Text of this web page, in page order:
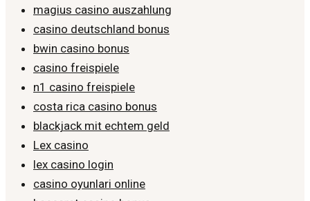
magius casino auszahlung
casino deutschland bonus
bwin casino bonus
casino freispiele
n1 casino freispiele
costa rica casino bonus
blackjack mit echtem geld
Lex casino
lex casino login
casino oyunlari online